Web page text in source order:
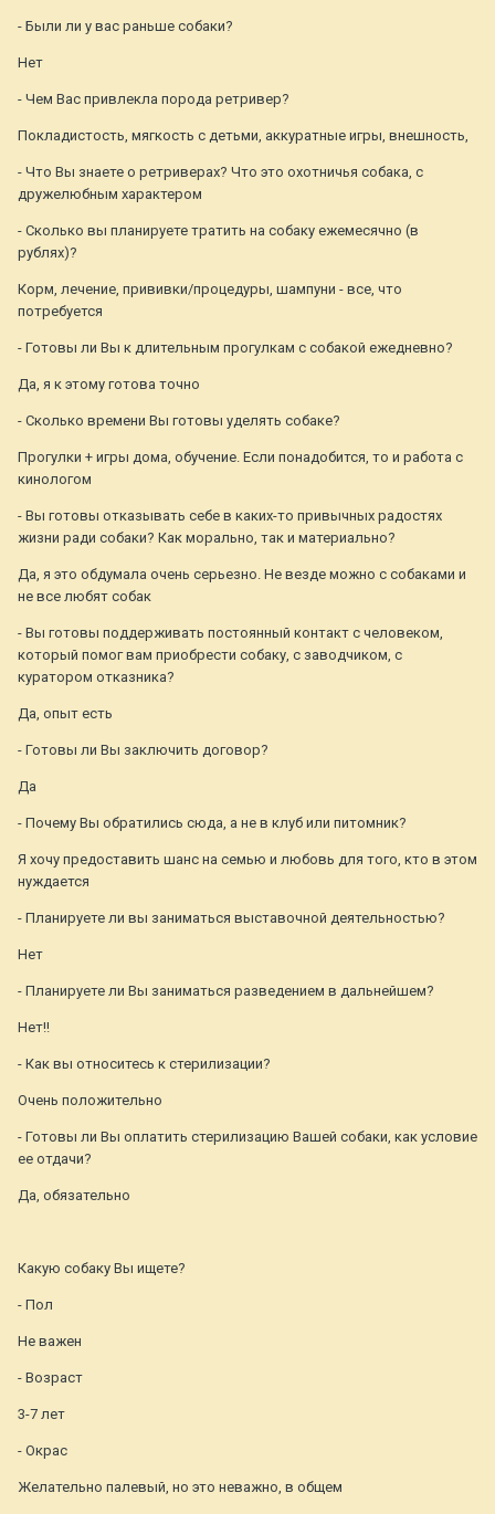
- Были ли у вас раньше собаки?
Нет
- Чем Вас привлекла порода ретривер?
Покладистость, мягкость с детьми, аккуратные игры, внешность,
- Что Вы знаете о ретриверах? Что это охотничья собака, с
дружелюбным характером
- Сколько вы планируете тратить на собаку ежемесячно (в
рублях)?
Корм, лечение, прививки/процедуры, шампуни - все, что
потребуется
- Готовы ли Вы к длительным прогулкам с собакой ежедневно?
Да, я к этому готова точно
- Сколько времени Вы готовы уделять собаке?
Прогулки + игры дома, обучение. Если понадобится, то и работа с
кинологом
- Вы готовы отказывать себе в каких-то привычных радостях
жизни ради собаки? Как морально, так и материально?
Да, я это обдумала очень серьезно. Не везде можно с собаками и
не все любят собак
- Вы готовы поддерживать постоянный контакт с человеком,
который помог вам приобрести собаку, с заводчиком, с
куратором отказника?
Да, опыт есть
- Готовы ли Вы заключить договор?
Да
- Почему Вы обратились сюда, а не в клуб или питомник?
Я хочу предоставить шанс на семью и любовь для того, кто в этом
нуждается
- Планируете ли вы заниматься выставочной деятельностью?
Нет
- Планируете ли Вы заниматься разведением в дальнейшем?
Нет!!
- Как вы относитесь к стерилизации?
Очень положительно
- Готовы ли Вы оплатить стерилизацию Вашей собаки, как условие
ее отдачи?
Да, обязательно
Какую собаку Вы ищете?
- Пол
Не важен
- Возраст
3-7 лет
- Окрас
Желательно палевый, но это неважно, в общем